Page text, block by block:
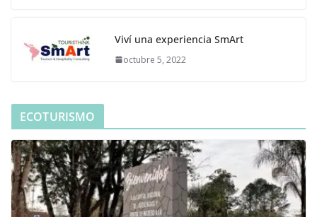
Viví una experiencia SmArt
octubre 5, 2022
ECOTURISMO